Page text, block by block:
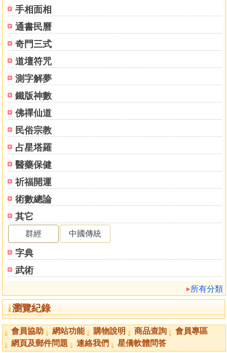
手相面相
通書民曆
奇門三式
道壇符咒
測字解夢
鐵版神數
佛禪仙道
民俗宗教
占星塔羅
醫藥保健
祈福開運
術數總論
其它
群經 中國傳統
字典
武術
所有分類
瀏覽紀錄
進寶》。
目錄
作者序
編輯序
目錄
Chapter 1達摩一掌經簡介
‧認識達摩一掌經
達摩一掌經的用途
‧介紹六道十二星與四宮
‧計算方式
計算前須知
計算方法一：掌訣
計算方法二：命盤
‧推算今生的方法
方法一：計算掌訣
方法二：計算命盤
方法三：參考速查表
‧達摩一掌經Q&A
Chapter2六道十二星
天福星
天貴星
‧仙道
天壽星
天文星
會員協助 網站功能 購物說明 商品查詢
會員專區
網頁及郵件問題
連絡我們 星僑軟體問答